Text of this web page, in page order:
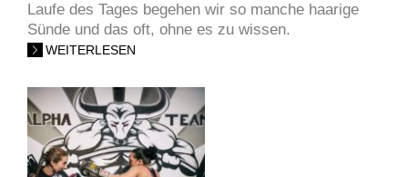
Laufe des Tages begehen wir so manche haarige
Sünde und das oft, ohne es zu wissen.
WEITERLESEN